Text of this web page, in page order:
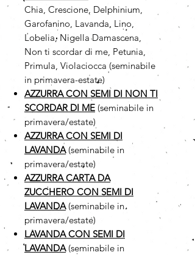
Chia, Crescione, Delphinium,
Garofanino, Lavanda, Lino,
Lobelia, Nigella Damascena,
Non ti scordar di me, Petunia,
Primula, Violaciocca (seminabile
in primavera-estate)
AZZURRA CON SEMI DI NON TI
SCORDAR DI ME (seminabile in
primavera/estate)
AZZURRA CON SEMI DI
LAVANDA(seminabile in
primavera/estate)
AZZURRA CARTA DA
ZUCCHERO CON SEMI DI
LAVANDA(seminabile in
primavera/estate)
LAVANDA CON SEMI DI
LAVANDA(seminabile in